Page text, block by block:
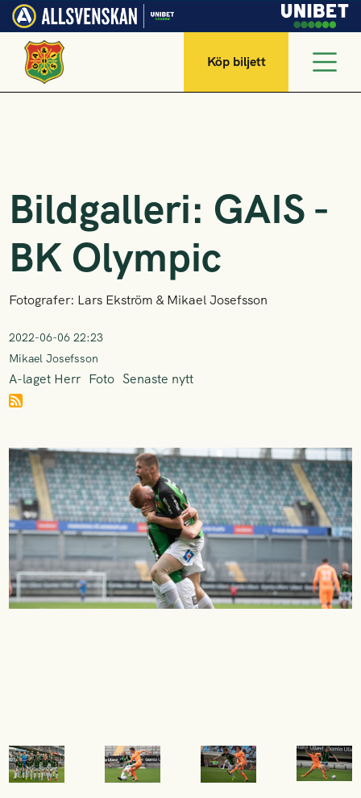
Köp biljett
Bildgalleri: GAIS -
BK Olympic
Fotografer: Lars Ekström & Mikael Josefsson
2022-06-06 22:23
Mikael Josefsson
A-laget Herr Foto Senaste nytt